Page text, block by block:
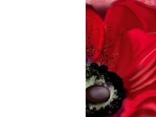
0,0
hvězdiček.